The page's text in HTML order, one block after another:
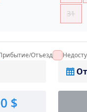
31
Отъезд
$